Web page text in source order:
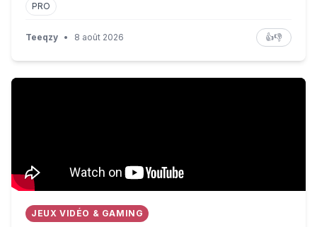
PRO
Teeqzy • 8 août 2026 👍👎
POKEMON POKOPIA - FONDS BULLEUX #FIN :
JEUX VIDÉO & GAMING